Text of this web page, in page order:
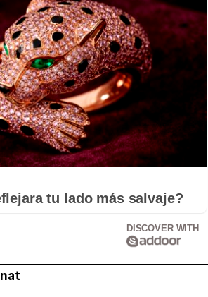
tu lado más salvaje?
DISCOVER WITH